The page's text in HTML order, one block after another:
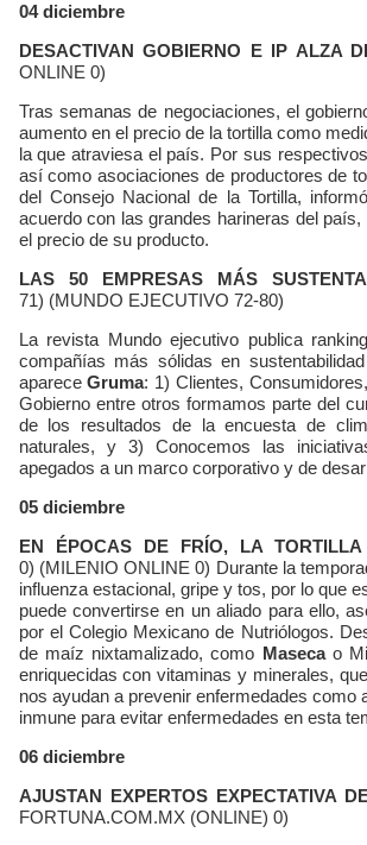
04 diciembre
DESACTIVAN GOBIERNO E IP ALZA
ONLINE 0)
Tras semanas de negociaciones, el
aumento en el precio de la tortilla como
la que atraviesa el país. Por sus
así como asociaciones de productores de
del Consejo Nacional de la Tortilla,
acuerdo con las grandes harineras del
el precio de su producto.
LAS 50 EMPRESAS MÁS
71) (MUNDO EJECUTIVO 72-80)
La revista Mundo ejecutivo publica
compañías más sólidas en
apareceGruma: 1) Clientes,
Gobierno entre otros formamos parte del
de los resultados de la encuesta de
naturales, y 3) Conocemos las
apegados a un marco corporativo y de
05 diciembre
EN ÉPOCAS DE FRÍO, LA
0) (MILENIO ONLINE 0) Durante la
influenza estacional, gripe y tos, por lo que
puede convertirse en un aliado para ello,
por el Colegio Mexicano de Nutriólogos.
de maíz nixtamalizado, como Maseca o
enriquecidas con vitaminas y minerales,
nos ayudan a prevenir enfermedades
inmune para evitar enfermedades en esta
06 diciembre
AJUSTAN EXPERTOS EXPECTATIVA
FORTUNA.COM.MX (ONLINE) 0)